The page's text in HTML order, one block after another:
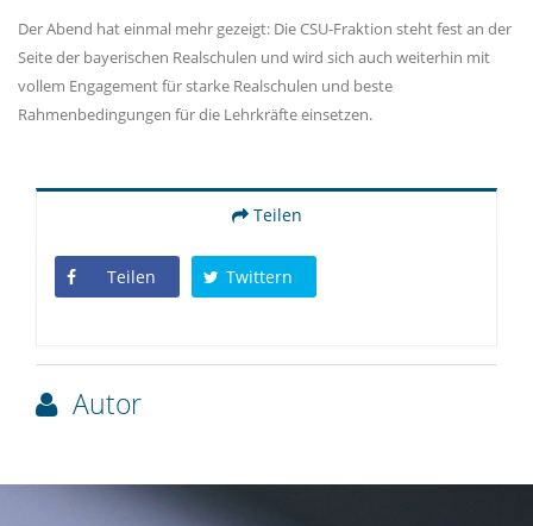
Der Abend hat einmal mehr gezeigt: Die CSU-Fraktion steht fest an der
Seite der bayerischen Realschulen und wird sich auch weiterhin mit
vollem Engagement für starke Realschulen und beste
Rahmenbedingungen für die Lehrkräfte einsetzen.
Teilen
Teilen Twittern
Autor